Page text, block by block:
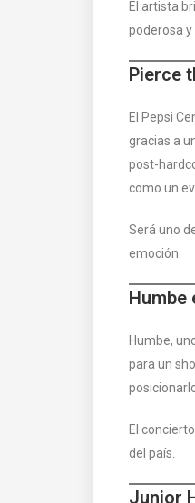
El artista
poderosa
Pierce
El Pepsi
gracias a
post-
como un
Será uno
emoción.
Humbe
Humbe,
para un
El
del país.
Junior